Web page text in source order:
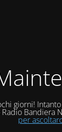
giorni!
Bandiera
per